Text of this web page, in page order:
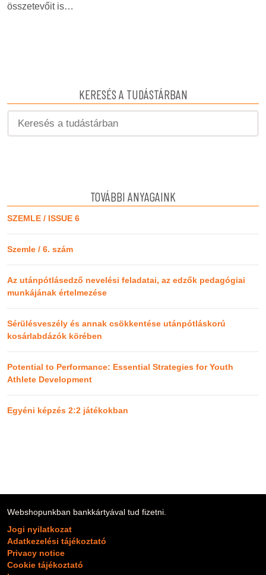
összetevőit is…
KERESÉS A TUDÁSTÁRBAN
TOVÁBBI ANYAGAINK
SZEMLE / ISSUE 6
Szemle / 6. szám
Az utánpótlásedző nevelési feladatai, az edzők pedagógiai
munkájának értelmezése
Sérülésveszély és annak csökkentése utánpótláskorú
kosárlabdázók körében
Potential to Performance: Essential Strategies for Youth
Athlete Development
Egyéni képzés 2:2 játékokban
Webshopunkban bankkártyával tud fizetni.
Jogi nyilatkozat
Adatkezelési tájékoztató
Privacy notice
Cookie tájékoztató